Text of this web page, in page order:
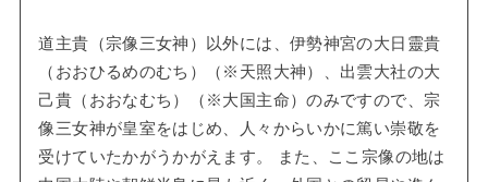
道主貴（宗像三女神）以外には、伊勢神宮の大日靈貴
（おおひるめのむち）（※天照大神）、出雲大社の大
己貴（おおなむち）（※大国主命）のみですので、宗
像三女神が皇室をはじめ、人々からいかに篤い崇敬を
受けていたかがうかがえます。 また、ここ宗像の地は